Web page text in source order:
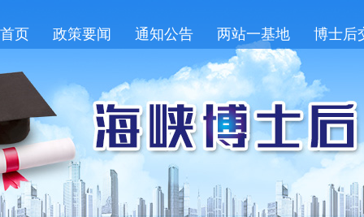
首页 政策要闻 通知公告 两站一基地 博士后